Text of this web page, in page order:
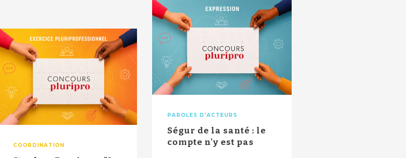
COORDINATION
PAROLES D'ACTEURS
Ségur de la santé : le
compte n'y est pas